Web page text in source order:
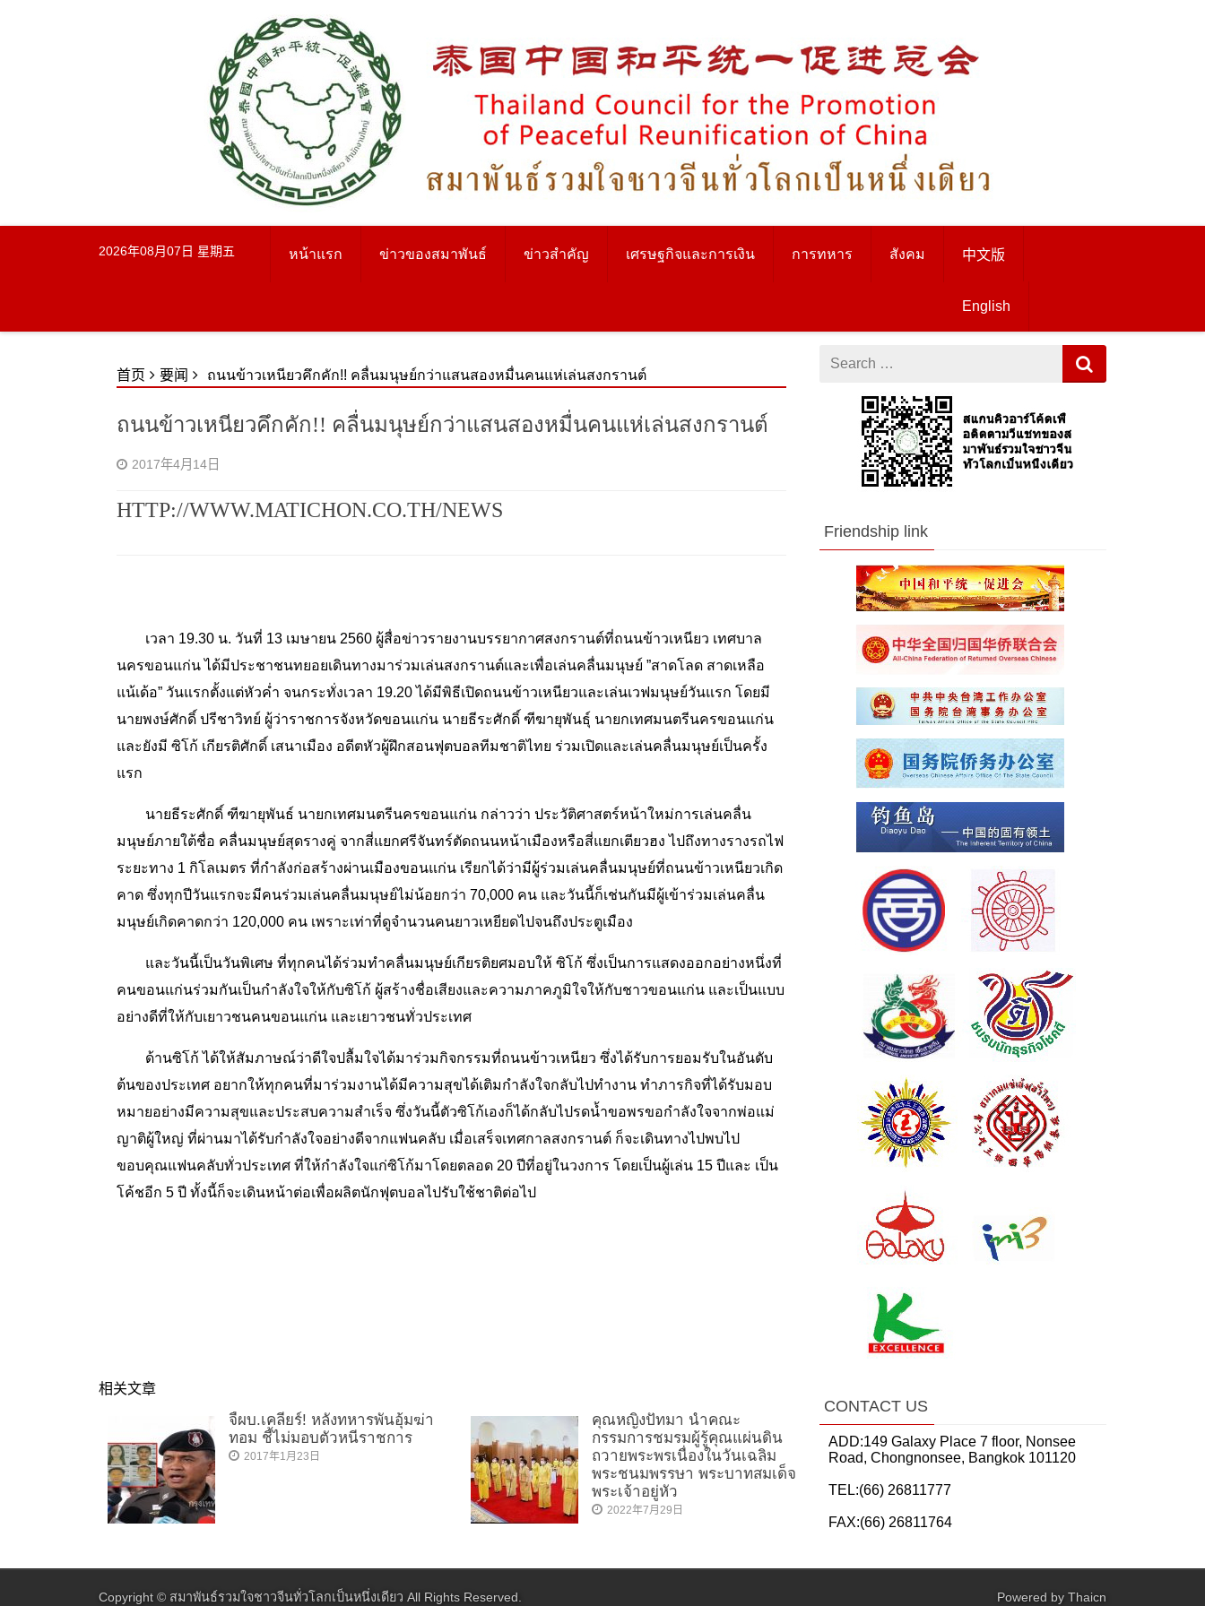
2026年08月07日 星期五 หน้าแรก ข่าวของสมาพันธ์ ข่าวสำคัญ เศรษฐกิจและการเงิน การทหาร สังคม 中文版
English
首页 要闻 ถนนข้าวเหนียวคึกคัก!! คลื่นมนุษย์กว่าแสนสองหมื่นคนแห่เล่นสงกรานต์
ถนนข้าวเหนียวคึกคัก!! คลื่นมนุษย์กว่าแสนสองหมื่นคนแห่เล่นสงกรานต์
2017年4月14日
HTTP://WWW.MATICHON.CO.TH/NEWS
เวลา 19.30 น. วันที่ 13 เมษายน 2560 ผู้สื่อข่าวรายงานบรรยากาศสงกรานต์ที่ถนนข้าวเหนียว เทศบาล
นครขอนแก่น ได้มีประชาชนทยอยเดินทางมาร่วมเล่นสงกรานต์และเพื่อเล่นคลื่นมนุษย์ ”สาดโลด สาดเหลือ
แน้เด้อ” วันแรกตั้งแต่หัวค่ำ จนกระทั่งเวลา 19.20 ได้มีพิธีเปิดถนนข้าวเหนียวและเล่นเวฟมนุษย์วันแรก โดยมี
นายพงษ์ศักดิ์ ปรีชาวิทย์ ผู้ว่าราชการจังหวัดขอนแก่น นายธีระศักดิ์ ฑีฆายุพันธุ์ นายกเทศมนตรีนครขอนแก่น
และยังมี ซิโก้ เกียรติศักดิ์ เสนาเมือง อดีตหัวผู้ฝึกสอนฟุตบอลทีมชาติไทย ร่วมเปิดและเล่นคลื่นมนุษย์เป็นครั้ง
แรก
นายธีระศักดิ์ ฑีฆายุพันธ์ นายกเทศมนตรีนครขอนแก่น กล่าวว่า ประวัติศาสตร์หน้าใหม่การเล่นคลื่น
มนุษย์ภายใต้ชื่อ คลื่นมนุษย์สุดรางคู่ จากสี่แยกศรีจันทร์ตัดถนนหน้าเมืองหรือสี่แยกเตียวฮง ไปถึงทางรางรถไฟ
ระยะทาง 1 กิโลเมตร ที่กำลังก่อสร้างผ่านเมืองขอนแก่น เรียกได้ว่ามีผู้ร่วมเล่นคลื่นมนุษย์ที่ถนนข้าวเหนียวเกิด
คาด ซึ่งทุกปีวันแรกจะมีคนร่วมเล่นคลื่นมนุษย์ไม่น้อยกว่า 70,000 คน และวันนี้ก็เช่นกันมีผู้เข้าร่วมเล่นคลื่น
มนุษย์เกิดคาดกว่า 120,000 คน เพราะเท่าที่ดูจำนวนคนยาวเหยียดไปจนถึงประตูเมือง
และวันนี้เป็นวันพิเศษ ที่ทุกคนได้ร่วมทำคลื่นมนุษย์เกียรติยศมอบให้ ซิโก้ ซึ่งเป็นการแสดงออกอย่างหนึ่งที่
คนขอนแก่นร่วมกันเป็นกำลังใจให้กับซิโก้ ผู้สร้างชื่อเสียงและความภาคภูมิใจให้กับชาวขอนแก่น และเป็นแบบ
อย่างดีที่ให้กับเยาวชนคนขอนแก่น และเยาวชนทั่วประเทศ
ด้านซิโก้ ได้ให้สัมภาษณ์ว่าดีใจปลื้มใจได้มาร่วมกิจกรรมที่ถนนข้าวเหนียว ซึ่งได้รับการยอมรับในอันดับ
ต้นของประเทศ อยากให้ทุกคนที่มาร่วมงานได้มีความสุขได้เติมกำลังใจกลับไปทำงาน ทำภารกิจที่ได้รับมอบ
หมายอย่างมีความสุขและประสบความสำเร็จ ซึ่งวันนี้ตัวซิโก้เองก็ได้กลับไปรดน้ำขอพรขอกำลังใจจากพ่อแม่
ญาติผู้ใหญ่ ที่ผ่านมาได้รับกำลังใจอย่างดีจากแฟนคลับ เมื่อเสร็จเทศกาลสงกรานต์ ก็จะเดินทางไปพบไป
ขอบคุณแฟนคลับทั่วประเทศ ที่ให้กำลังใจแก่ซิโก้มาโดยตลอด 20 ปีที่อยู่ในวงการ โดยเป็นผู้เล่น 15 ปีและ เป็น
โค้ชอีก 5 ปี ทั้งนี้ก็จะเดินหน้าต่อเพื่อผลิตนักฟุตบอลไปรับใช้ชาติต่อไป
相关文章
จี้ผบ.เคลียร์! หลังทหารพันอุ้มฆ่า
ทอม ชี้ไม่มอบตัวหนีราชการ
2017年1月23日
คุณหญิงปัทมา นำคณะ
กรรมการชมรมผู้รู้คุณแผ่นดิน
ถวายพระพรเนื่องในวันเฉลิม
พระชนมพรรษา พระบาทสมเด็จ
พระเจ้าอยู่หัว
2022年7月29日
for
Friendship link
CONTACT US
ADD:149 Galaxy Place 7 floor, Nonsee
Road, Chongnonsee, Bangkok 101120
TEL:(66) 26811777
FAX:(66) 26811764
Copyright © สมาพันธ์รวมใจชาวจีนทั่วโลกเป็นหนึ่งเดียว All Rights Reserved. Powered by Thaicn